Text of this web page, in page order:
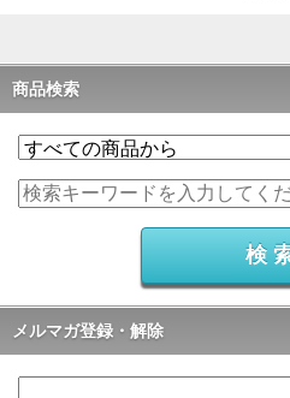
商品検索
メルマガ登録・解除